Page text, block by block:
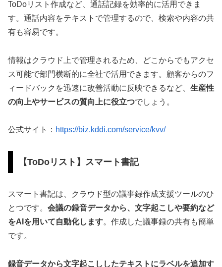
ToDoリスト作成など、通話記録を効率的に活用できま
す。通話内容をテキストで管理するので、検索や内容の共
有も容易です。
情報はクラウド上で管理されるため、どこからでもアクセ
ス可能で部門横断的に全社で活用できます。顧客からのフ
ィードバックを迅速に改善活動に反映できるなど、 生産性
の向上やサービスの質向上に役立つでしょう。
公式サイト： https://biz.kddi.com/service/kvv/
【ToDoリスト】スマート書記
スマート書記は、クラウド型の議事録作成支援ツールのひ
とつです。 会議の録音データから、文字起こしや要約など
をAIを用いて自動化します。作成した議事録の共有も簡単
です。
録音データから文字起こししたテキストにラベルを追加す